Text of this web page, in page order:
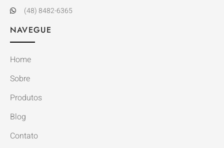
(48) 8482-6365
NAVEGUE
Home
Sobre
Produtos
Blog
Contato